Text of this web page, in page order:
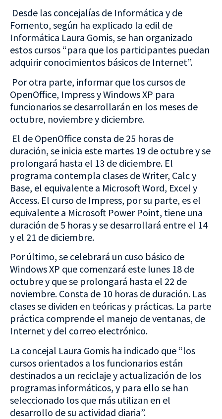
Desde las concejalías de Informática y de
Fomento, según ha explicado la edil de
Informática Laura Gomis, se han organizado
estos cursos “para que los participantes puedan
adquirir conocimientos básicos de Internet”.
Por otra parte, informar que los cursos de
OpenOffice, Impress y Windows XP para
funcionarios se desarrollarán en los meses de
octubre, noviembre y diciembre.
El de OpenOffice consta de 25 horas de
duración, se inicia este martes 19 de octubre y se
prolongará hasta el 13 de diciembre. El
programa contempla clases de Writer, Calc y
Base, el equivalente a Microsoft Word, Excel y
Access. El curso de Impress, por su parte, es el
equivalente a Microsoft Power Point, tiene una
duración de 5 horas y se desarrollará entre el 14
y el 21 de diciembre.
Por último, se celebrará un cuso básico de
Windows XP que comenzará este lunes 18 de
octubre y que se prolongará hasta el 22 de
noviembre. Consta de 10 horas de duración. Las
clases se dividen en teóricas y prácticas. La parte
práctica comprende el manejo de ventanas, de
Internet y del correo electrónico.
La concejal Laura Gomis ha indicado que “los
cursos orientados a los funcionarios están
destinados a un reciclaje y actualización de los
programas informáticos, y para ello se han
seleccionado los que más utilizan en el
desarrollo de su actividad diaria”.